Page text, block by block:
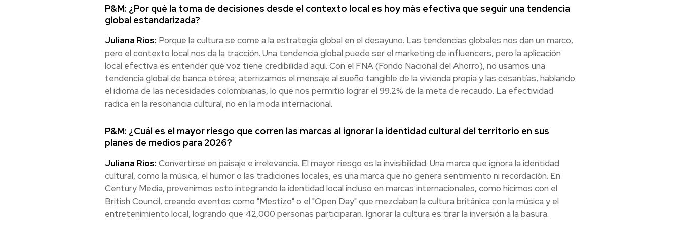
P&M: ¿Por qué la toma de decisiones desde el contexto local es hoy más efectiva que seguir una tendencia
global estandarizada?
Juliana Rios: Porque la cultura se come a la estrategia global en el desayuno. Las tendencias globales nos dan un marco,
pero el contexto local nos da la tracción. Una tendencia global puede ser el marketing de influencers, pero la aplicación
local efectiva es entender qué voz tiene credibilidad aquí. Con el FNA (Fondo Nacional del Ahorro), no usamos una
tendencia global de banca etérea; aterrizamos el mensaje al sueño tangible de la vivienda propia y las cesantías, hablando
el idioma de las necesidades colombianas, lo que nos permitió lograr el 99.2% de la meta de recaudo. La efectividad
radica en la resonancia cultural, no en la moda internacional.
P&M: ¿Cuál es el mayor riesgo que corren las marcas al ignorar la identidad cultural del territorio en sus
planes de medios para 2026?
Juliana Rios: Convertirse en paisaje e irrelevancia. El mayor riesgo es la invisibilidad. Una marca que ignora la identidad
cultural, como la música, el humor o las tradiciones locales, es una marca que no genera sentimiento ni recordación. En
Century Media, prevenimos esto integrando la identidad local incluso en marcas internacionales, como hicimos con el
British Council, creando eventos como "Mestizo" o el "Open Day" que mezclaban la cultura británica con la música y el
entretenimiento local, logrando que 42,000 personas participaran. Ignorar la cultura es tirar la inversión a la basura.